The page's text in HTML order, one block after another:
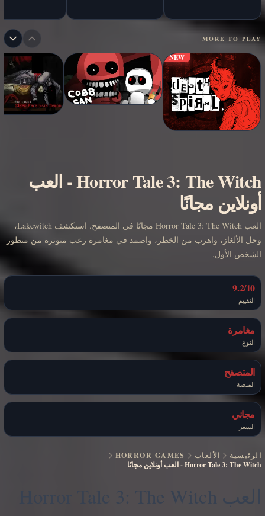
MORE TO PLAY
NEW
Horror Tale 3: The Witch
- العب
أونلاين مجانًا
العب Horror Tale 3: The Witch مجانًا في المتصفح. استكشف Lakewitch،
وحل الألغاز، واهرب من الخطر، واصمد في مغامرة رعب متوترة من منظور
الشخص الأول.
9.2/10
التقييم
مغامرة
النوع
المتصفح
المنصة
مجاني
السعر
الرئيسية الألعاب
HORROR GAMES
Horror Tale 3: The Witch
-العب أونلاين مجانًا
العب Horror Tale 3: The Witch